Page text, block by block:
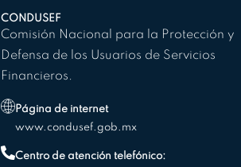
CONDUSEF
Comisión Nacional para la Protección y
Defensa de los Usuarios de Servicios
Financieros.
Página de internet
www.condusef.gob.mx
Centro de atención telefónico: